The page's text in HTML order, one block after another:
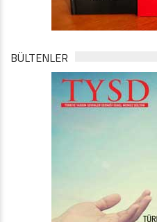
BÜLTENLER